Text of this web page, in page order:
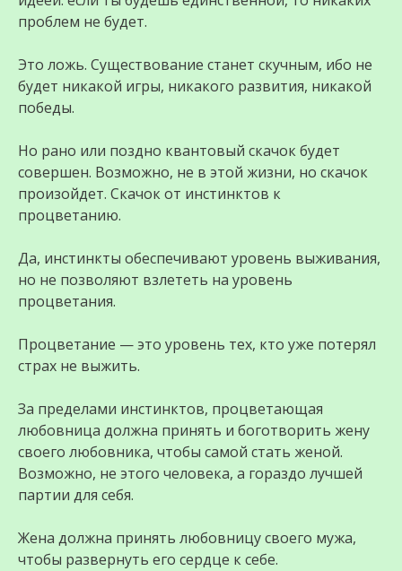
проблем не будет.
Это ложь. Существование станет скучным, ибо не
будет никакой игры, никакого развития, никакой
победы.
Но рано или поздно квантовый скачок будет
совершен. Возможно, не в этой жизни, но скачок
произойдет. Скачок от инстинктов к
процветанию.
Да, инстинкты обеспечивают уровень выживания,
но не позволяют взлететь на уровень
процветания.
Процветание — это уровень тех, кто уже потерял
страх не выжить.
За пределами инстинктов, процветающая
любовница должна принять и боготворить жену
своего любовника, чтобы самой стать женой.
Возможно, не этого человека, а гораздо лучшей
партии для себя.
Жена должна принять любовницу своего мужа,
чтобы развернуть его сердце к себе.